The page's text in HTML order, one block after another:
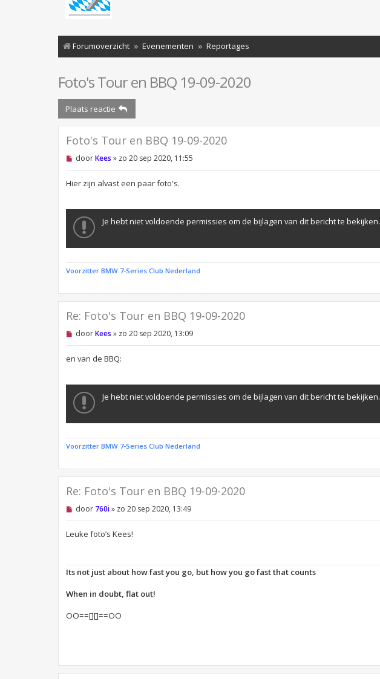
Forumoverzicht Evenementen Reportages
Foto's Tour en BBQ 19-09-2020
Plaats reactie
Foto's Tour en BBQ 19-09-2020
O
e
z
e
n
b
r
c
h
doorKees » zo 20 sep 2020, 11:55
Hier zijn alvast een paar foto's.
Je hebt niet voldoende permissies om de bijlagen van dit bericht te bekijken.
Voorzitter BMW 7-Series Club Nederland
Re: Foto's Tour en BBQ 19-09-2020
O
e
z
e
n
b
r
c
h
doorKees » zo 20 sep 2020, 13:09
en van de BBQ:
Je hebt niet voldoende permissies om de bijlagen van dit bericht te bekijken.
Voorzitter BMW 7-Series Club Nederland
Re: Foto's Tour en BBQ 19-09-2020
O
e
e
n
e
c
door 760i» zo 20 sep 2020, 13:49
Leuke foto’s Kees!
Its not just about how fast you go, but how you go fast that counts
When in doubt, flat out!
OO==[][]==OO